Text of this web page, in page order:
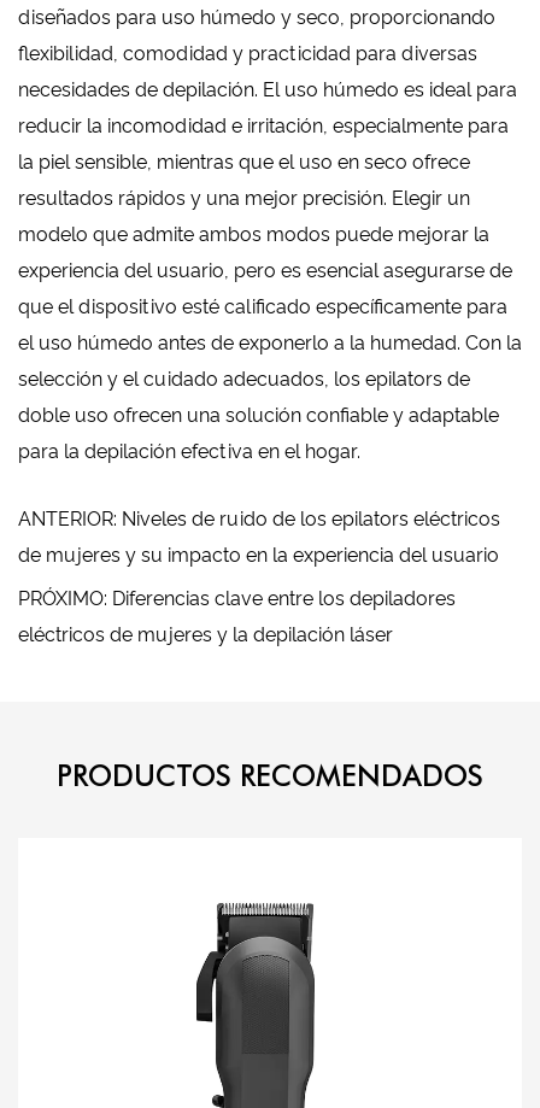
diseñados para uso húmedo y seco, proporcionando
flexibilidad, comodidad y practicidad para diversas
necesidades de depilación. El uso húmedo es ideal para
reducir la incomodidad e irritación, especialmente para
la piel sensible, mientras que el uso en seco ofrece
resultados rápidos y una mejor precisión. Elegir un
modelo que admite ambos modos puede mejorar la
experiencia del usuario, pero es esencial asegurarse de
que el dispositivo esté calificado específicamente para
el uso húmedo antes de exponerlo a la humedad. Con la
selección y el cuidado adecuados, los epilators de
doble uso ofrecen una solución confiable y adaptable
para la depilación efectiva en el hogar.
ANTERIOR: Niveles de ruido de los epilators eléctricos
de mujeres y su impacto en la experiencia del usuario
PRÓXIMO: Diferencias clave entre los depiladores
eléctricos de mujeres y la depilación láser
PRODUCTOS RECOMENDADOS